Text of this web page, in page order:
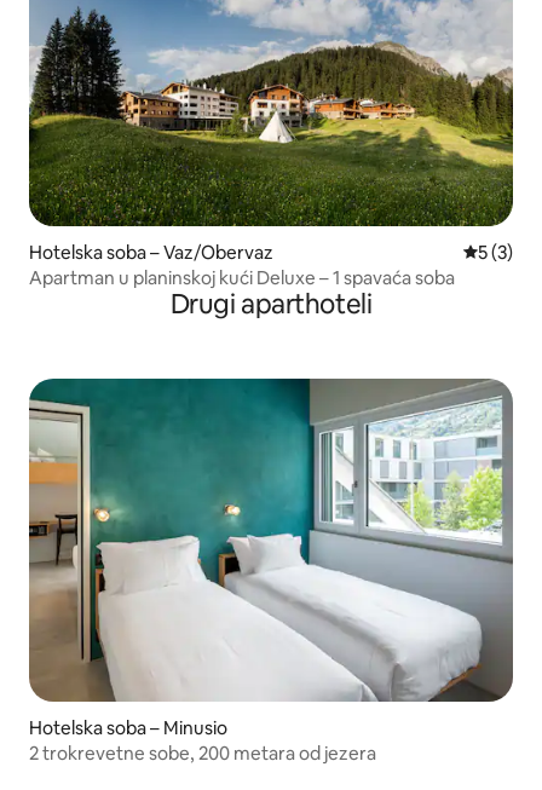
Hotelska soba – Vaz/Obervaz
5 (3)
Apartman u planinskoj kući Deluxe – 1 spavaća soba
Drugi aparthoteli
Hotelska soba – Minusio
2 trokrevetne sobe, 200 metara od jezera